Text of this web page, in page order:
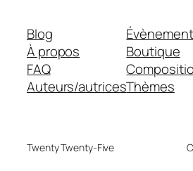
Blog
À propos
FAQ
Auteurs/autrices
Boutique
Thèmes
Twenty Twenty-Five